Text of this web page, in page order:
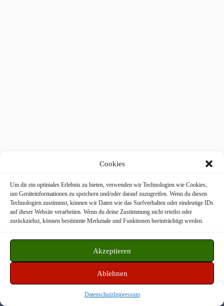
Cookies
Um dir ein optimales Erlebnis zu bieten, verwenden wir Technologien wie Cookies,
um Geräteinformationen zu speichern und/oder darauf zuzugreifen. Wenn du diesen
Technologien zustimmst, können wir Daten wie das Surfverhalten oder eindeutige IDs
auf dieser Website verarbeiten. Wenn du deine Zustimmung nicht erteilst oder
zurückziehst, können bestimmte Merkmale und Funktionen beeinträchtigt werden.
Akzeptieren
Ablehnen
DatenschutzImpressum
Freiwillige Feuerwehr Langstadt © 2026
WordPress Theme byCreativeThemes
Facebook Instagram